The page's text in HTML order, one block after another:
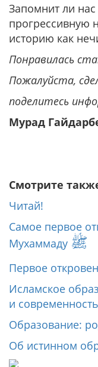
Запомнит ли
прогрессивную
историю как
Понравилась
Пожалуйста,
поделитесь
Мурад
Смотрите
Читай!
Самое первое
Мухаммаду ﷺ
Первое
Исламское
и современность
Образование:
Об истинном